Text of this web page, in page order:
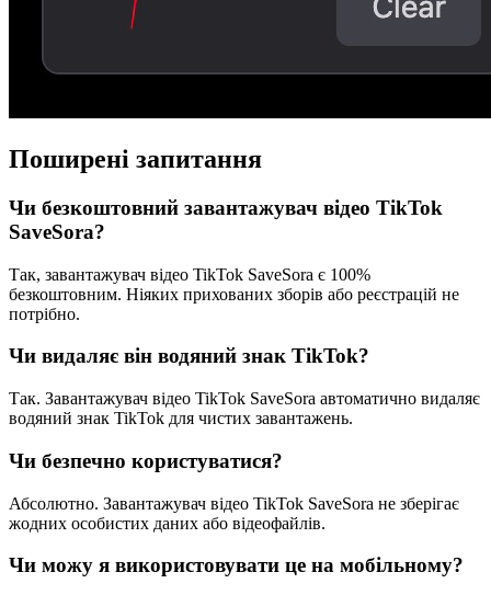
Поширені запитання
Чи безкоштовний завантажувач відео TikTok
SaveSora?
Так, завантажувач відео TikTok SaveSora є 100%
безкоштовним. Ніяких прихованих зборів або реєстрацій не
потрібно.
Чи видаляє він водяний знак TikTok?
Так. Завантажувач відео TikTok SaveSora автоматично видаляє
водяний знак TikTok для чистих завантажень.
Чи безпечно користуватися?
Абсолютно. Завантажувач відео TikTok SaveSora не зберігає
жодних особистих даних або відеофайлів.
Чи можу я використовувати це на мобільному?